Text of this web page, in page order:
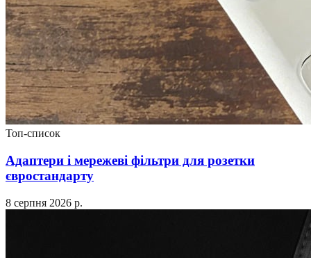
Топ-список
Адаптери і мережеві фільтри для розетки
євростандарту
8 серпня 2026 р.